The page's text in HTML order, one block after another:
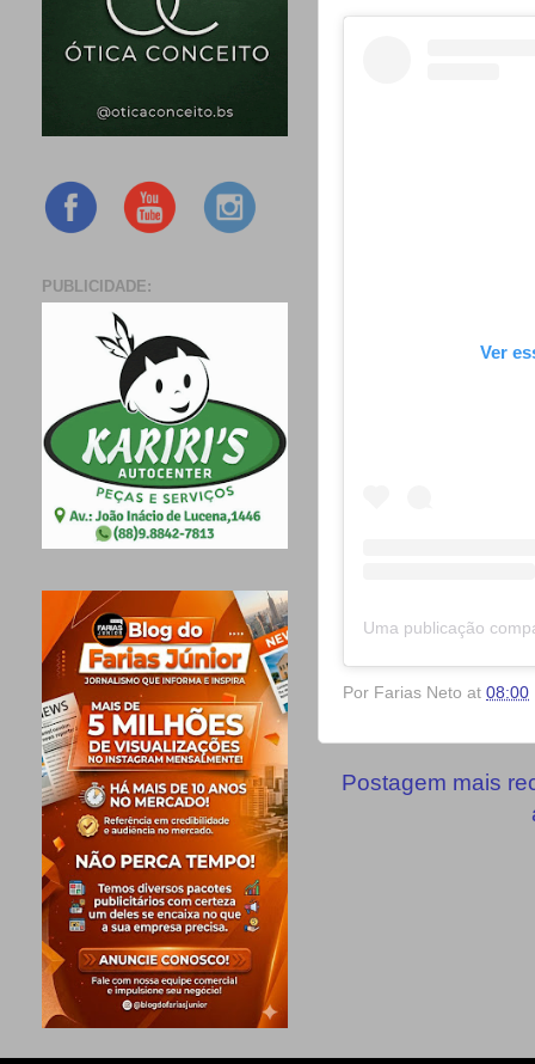
Ver
Por Farias Neto at 08:00
Postagem mais
PUBLICIDADE: